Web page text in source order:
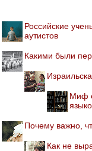
Российские
аутистов
Какими были
Миф
Почему важно,
Как не